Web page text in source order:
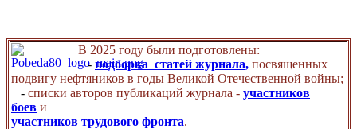
В 2025 году были подготовлены:
- подборка статей журнала, посвященных
подвигу нефтяников в годы Великой Отечественной войны;
- списки авторов публикаций журнала - участников
боев и
участников трудового фронта.